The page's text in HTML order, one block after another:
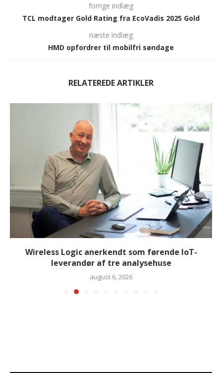
forrige indlæg
TCL modtager Gold Rating fra EcoVadis 2025 Gold
næste indlæg
HMD opfordrer til mobilfri søndage
RELATEREDE ARTIKLER
Wireless Logic anerkendt som førende IoT-
leverandør af tre analysehuse
august 6, 2026